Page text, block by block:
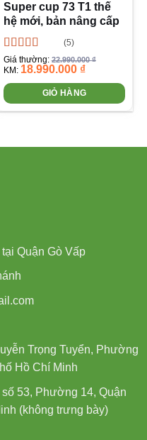
Super cup 73 T1 thế
hệ mới, bản nâng cấp
Được xếp
hạng5.005
sao
(5)
Giá thường:22.990.000₫
KM: 18.990.000 ₫
GIỎ HÀNG
Quận Gò Vấp
Trọng Tuyển, Phường
Hồ Chí Minh
53, Phường 14, Quận
(không trưng bày)